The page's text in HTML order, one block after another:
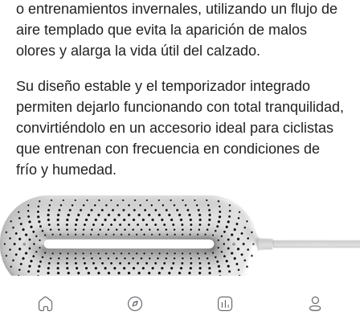
o entrenamientos invernales, utilizando un flujo de
aire templado que evita la aparición de malos
olores y alarga la vida útil del calzado.
Su diseño estable y el temporizador integrado
permiten dejarlo funcionando con total tranquilidad,
convirtiéndolo en un accesorio ideal para ciclistas
que entrenan con frecuencia en condiciones de
frío y humedad.